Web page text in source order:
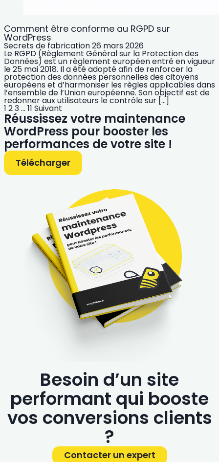
Comment être conforme au RGPD sur
WordPress
Secrets de fabrication26 mars 2026
Le RGPD (Règlement Général sur la Protection des
Données) est un règlement européen entré en vigueur
le 25 mai 2018. Il a été adopté afin de renforcer la
protection des données personnelles des citoyens
européens et d’harmoniser les règles applicables dans
l’ensemble de l’Union européenne. Son objectif est de
redonner aux utilisateurs le contrôle sur […]
1 23… 11 Suivant
Réussissez votre maintenance
WordPress pour booster les
performances de votre site !
Télécharger
Besoin d’un site
performant qui booste
vos conversions clients
?
Contacter un expert